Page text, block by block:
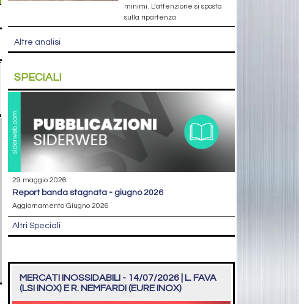
minimi. L’attenzione si sposta
sulla ripartenza
Altre analisi
SPECIALI
29 maggio 2026
report banda stagnata - giugno 2026
Aggiornamento Giugno 2026
Altri Speciali
MERCATI INOSSIDABILI - 14/07/2026 | L. FAVA
(LSI INOX) E R. NEMFARDI (EURE INOX)